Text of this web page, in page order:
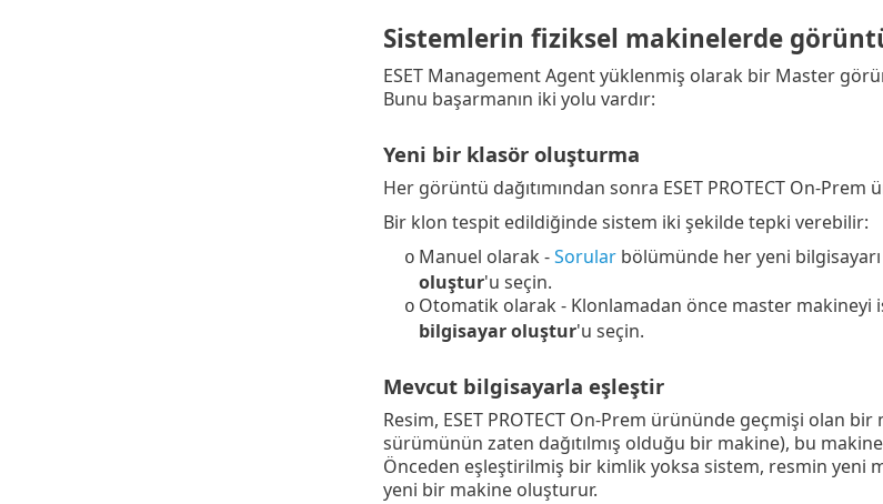
Sistemlerin fiziksel makinelerde
ESET Management Agent yüklenmiş olarak bir Master
Bunu başarmanın iki yolu vardır:
Yeni bir klasör oluşturma
Her görüntü dağıtımından sonra ESET PROTECT On-
Bir klon tespit edildiğinde sistem iki şekilde tepki verebilir:
o Manuel olarak -Sorularbölümünde her yeni
oluştur'u seçin.
o Otomatik olarak - Klonlamadan önce master makineyi
bilgisayar oluştur'u seçin.
Mevcut bilgisayarla eşleştir
Resim, ESET PROTECT On-Prem ürününde geçmişi olan
sürümünün zaten dağıtılmış olduğu bir makine), bu
Önceden eşleştirilmiş bir kimlik yoksa sistem, resmin yeni
yeni bir makine oluşturur.